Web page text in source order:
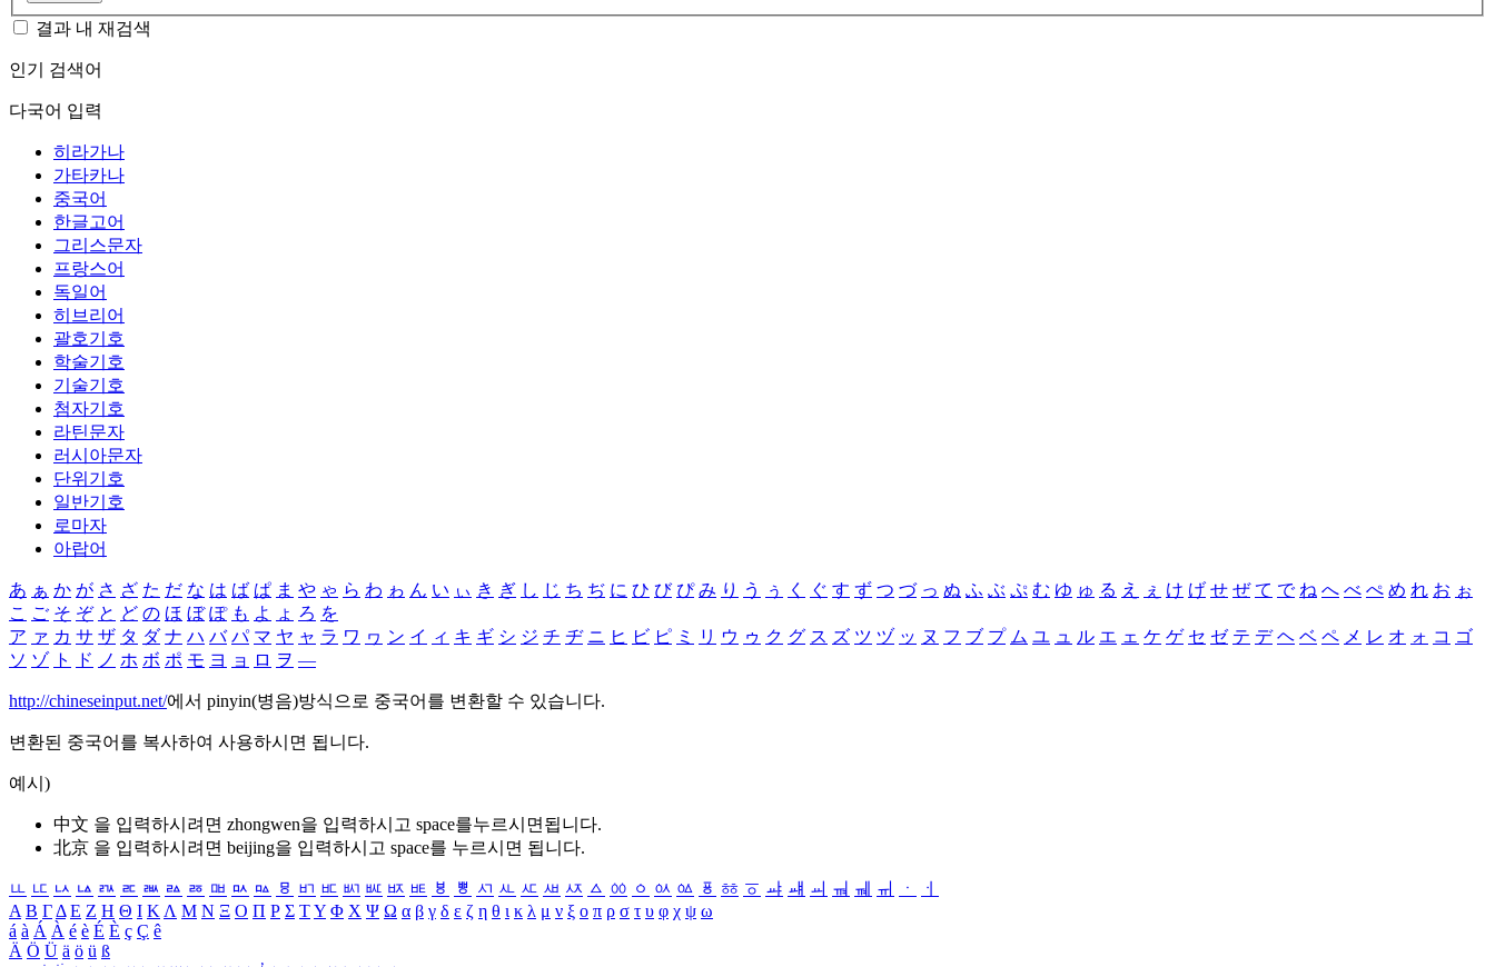
결과 내 재검색
인기 검색어
다국어 입력
히라가나
가타카나
중국어
한글고어
그리스문자
프랑스어
독일어
히브리어
괄호기호
학술기호
기술기호
첨자기호
라틴문자
러시아문자
단위기호
일반기호
로마자
아랍어
あ ぁ か が さ ざ た だ な は ば ぱ ま や ゃ ら わ ゎ ん い ぃ き ぎ し じ ち ぢ に ひ び ぴ み り う ぅ く ぐ す ず つ づ っ ぬ ふ ぶ ぷ む ゆ ゅ る え ぇ け げ せ ぜ て で ね へ べ ぺ め れ お ぉ
こ ご そ ぞ と ど の ほ ぼ ぽ も よ ょ ろ を
ア ァ カ サ ザ タ ダ ナ ハ バ パ マ ヤ ャ ラ ワ ヮ ン イ ィ キ ギ シ ジ チ ヂ ニ ヒ ビ ピ ミ リ ウ ゥ ク グ ス ズ ツ ヅ ッ ヌ フ ブ プ ム ユ ュ ル エ ェ ケ ゲ セ ゼ テ デ ヘ ベ ペ メ レ オ ォ コ ゴ
ソ ゾ ト ド ノ ホ ボ ポ モ ヨ ョ ロ ヲ ―
http://chineseinput.net/에서 pinyin(병음)방식으로 중국어를 변환할 수 있습니다.
변환된 중국어를 복사하여 사용하시면 됩니다.
예시)
中文 을 입력하시려면 zhongwen을 입력하시고 space를누르시면됩니다.
北京 을 입력하시려면 beijing을 입력하시고 space를 누르시면 됩니다.
ㅥ ㅦ ㅧ ㅨ ㅩ ㅪ ㅫ ㅬ ㅭ ㅮ ㅯ ㅰ ㅱ ㅲ ㅳ ㅴ ㅵ ㅶ ㅷ ㅸ ㅹ ㅺ ㅻ ㅼ ㅽ ㅾ ㅿ ㆀ ㆁ ㆂ ㆃ ㆄ ㆅ ㆆ ㆇ ㆈ ㆉ ㆊ ㆋ ㆌ ㆍ
ㆎ
Α Β ΓΔ Ε Ζ Η Θ Ι ΚΛ Μ Ν Ξ Ο Π Ρ Σ ΤΥ Φ Χ Ψ Ω α β γ δ ε ζ η θ ι κ λ μ ν ξ ο π ρ σ τ υ φ χ ψ ω
á à Á À é è É È ç Ç ê
Ä Ö Ü ä ö ü ß